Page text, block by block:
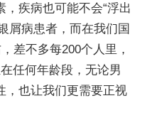
疾病也可能不会“浮出
屑病患者，而在我们国
差不多每200个人里，
任何年龄段，无论男
，也让我们更需要正视